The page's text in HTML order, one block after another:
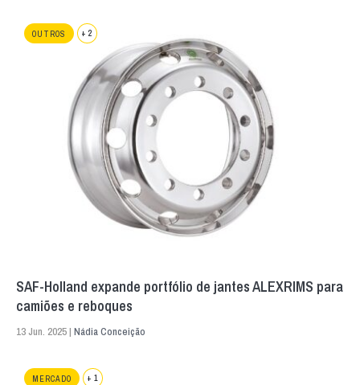
OUTROS + 2
SAF-Holland expande portfólio de jantes ALEXRIMS para
camiões e reboques
13 Jun. 2025 | Nádia Conceição
MERCADO + 1